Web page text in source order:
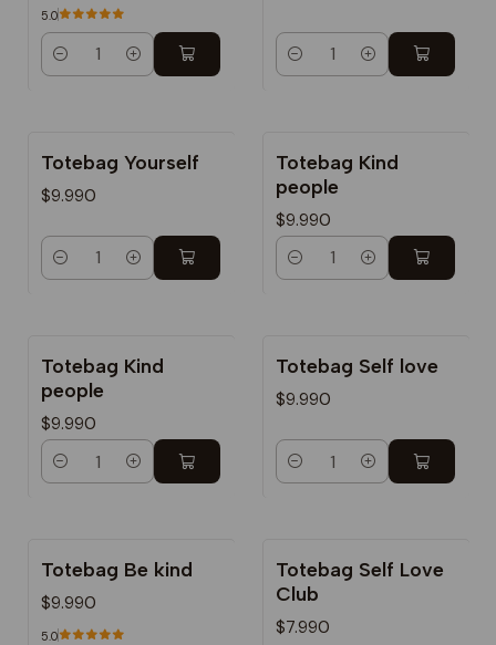
5.0
Cantidad Cantidad
Totebag Yourself
$9.990
Cantidad
Totebag Kind
people
$9.990
Cantidad
Totebag Kind
people
$9.990
Cantidad
Totebag Self love
$9.990
Cantidad
Totebag Be kind
$9.990
5.0
Totebag Self Love
Club
$7.990